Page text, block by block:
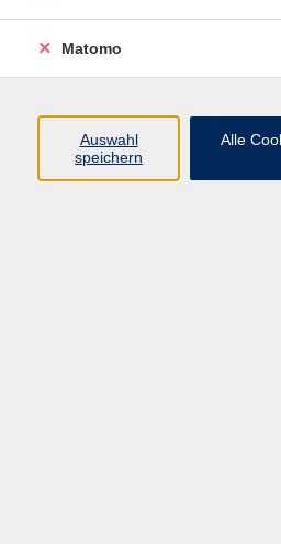
Keine passenden Kurse
Matomo
Auswahl
speichern
Alle